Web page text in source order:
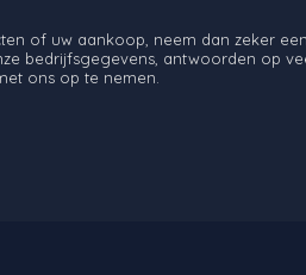
of uw aankoop, neem dan zeker
bedrijfsgegevens, antwoorden op
ons op te nemen.